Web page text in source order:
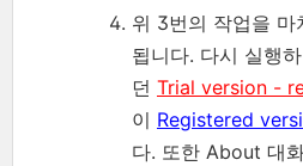
위 3번의 작업을 마
됩니다. 다시 실행
던 Trial version -
이 Registered
다. 또한 About 대